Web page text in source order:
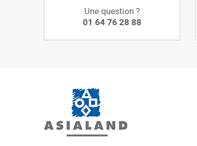
Une question ?
01 64 76 28 88